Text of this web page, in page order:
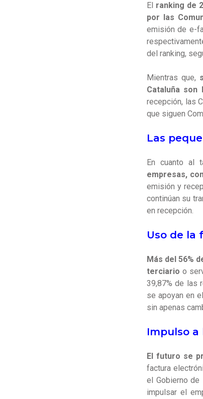
El ranking de
por las
emisión de e-
del ranking,
Mientras que,
Cataluña
recepción, las
que siguen
Las
En cuanto al
empresas,
emisión y
continúan su
en recepción.
Uso de la
Más del 56%
terciario o
39,87% de las
se apoyan en
sin apenas
Impulso
El futuro se
factura
el Gobierno de
impulsar el